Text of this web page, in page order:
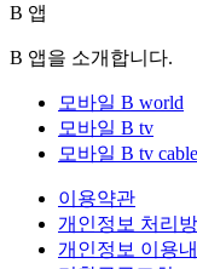
B 앱
B 앱을 소개합니다.
모바일 B world
모바일 B tv
모바일 B tv cable
이용약관
개인정보 처리
개인정보 이용